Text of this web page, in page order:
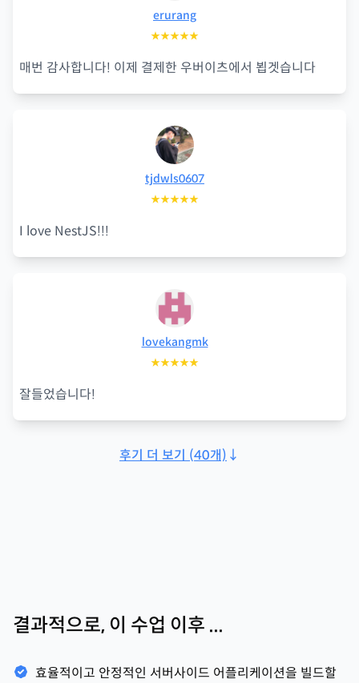
erurang
★★★★★
매번 감사합니다! 이제 결제한 우버이츠에서 뵙겟습니다
tjdwls0607
★★★★★
I love NestJS!!!
lovekangmk
★★★★★
잘들었습니다!
후기 더 보기 (40개) ↓
결과적으로, 이 수업 이후 ...
효율적이고 안정적인 서버사이드 어플리케이션을 빌드할